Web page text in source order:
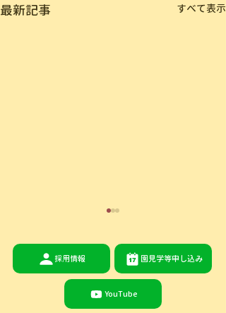
最新記事 すべて表示
採用情報 園見学等申し込み
YouTube